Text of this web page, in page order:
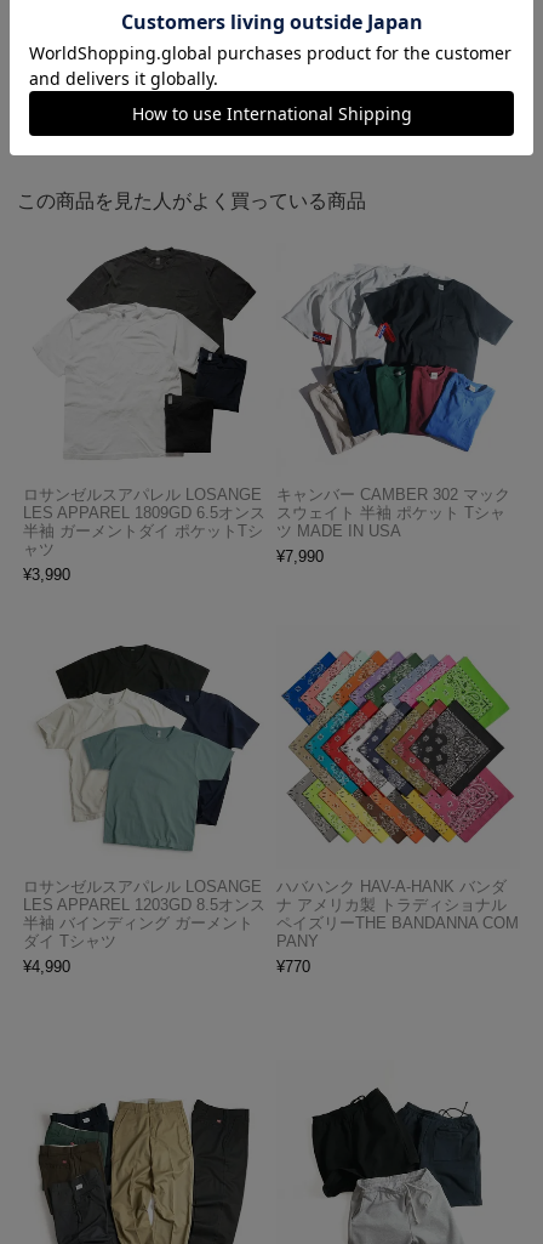
ブランドから選ぶ C
Carhartt
カーハート Carhartt B11 ウォッシュド ダック ペインターパンツ
HOME
全ての商品
カーハート Carhartt B11 ウォッシュド ダック ペインターパンツ
この商品を見た人がよく買っている商品
ロサンゼルスアパレル LOSANGE
LES APPAREL 1809GD 6.5オンス
半袖 ガーメントダイ ポケットTシ
ャツ
¥3,990
キャンバー CAMBER 302 マック
スウェイト 半袖 ポケット Tシャ
ツ MADE IN USA
¥7,990
ロサンゼルスアパレル LOSANGE
LES APPAREL 1203GD 8.5オンス
半袖 バインディング ガーメント
ダイ Tシャツ
¥4,990
ハバハンク HAV-A-HANK バンダ
ナ アメリカ製 トラディショナル
ペイズリーTHE BANDANNA COM
PANY
¥770